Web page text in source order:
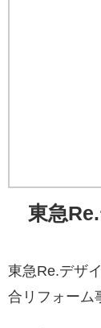
東急
東急Re.デザ
合リフォーム